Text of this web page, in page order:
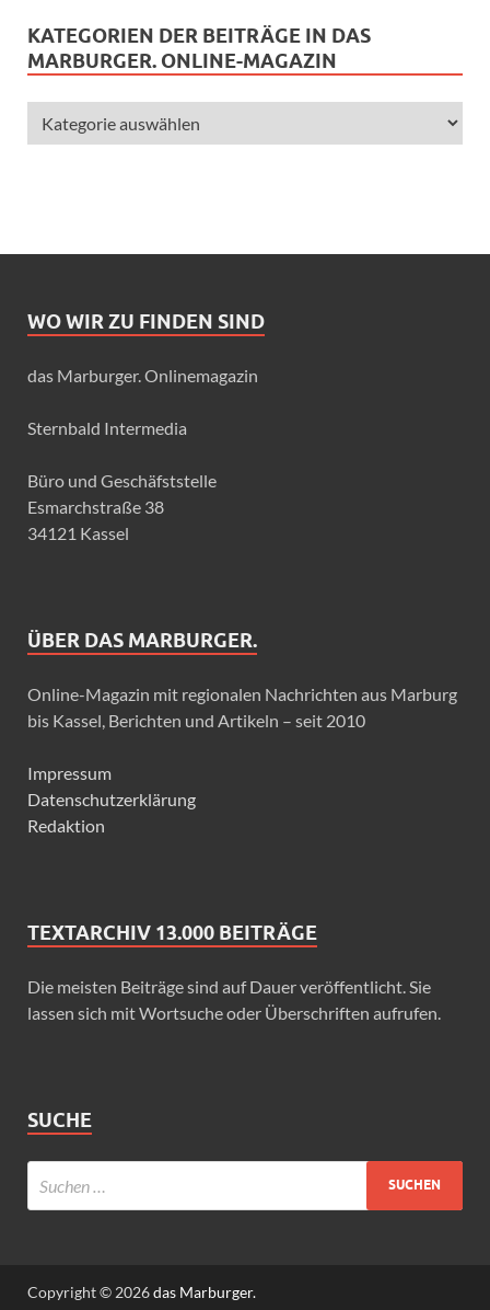
KATEGORIEN DER BEITRÄGE IN DAS
MARBURGER. ONLINE-MAGAZIN
WO WIR ZU FINDEN SIND
das Marburger. Onlinemagazin
Sternbald Intermedia
Büro und Geschäfststelle
Esmarchstraße 38
34121 Kassel
ÜBER DAS MARBURGER.
Online-Magazin mit regionalen Nachrichten aus Marburg
bis Kassel, Berichten und Artikeln – seit 2010
Impressum
Datenschutzerklärung
Redaktion
TEXTARCHIV 13.000 BEITRÄGE
Die meisten Beiträge sind auf Dauer veröffentlicht. Sie
lassen sich mit Wortsuche oder Überschriften aufrufen.
SUCHE
Copyright © 2026das Marburger.